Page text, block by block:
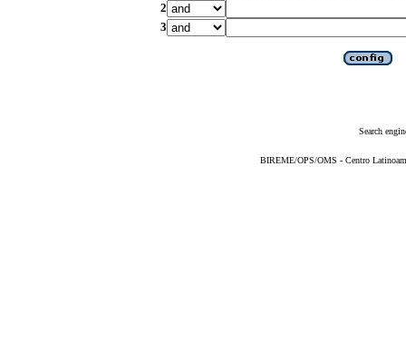
2
3
Search
BIREME/OPS/OMS - Centro